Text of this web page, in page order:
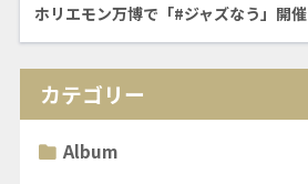
ホリエモン万博で「#ジャズなう」開催
カテゴリー
Album